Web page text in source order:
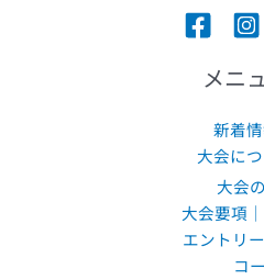
メニ
新着
大会に
大会
大会要項
エントリ
コ